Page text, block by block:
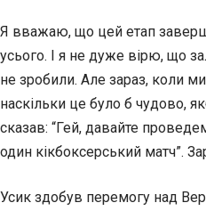
Я вважаю, що цей етап
усього. І я не дуже вірю, що
не зробили. Але зараз, коли
наскільки це було б чудово,
сказав: “Гей, давайте
один кікбоксерський матч”.
Усик здобув перемогу над